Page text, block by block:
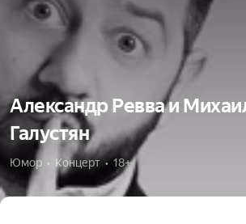
Александр Ревва и
Галустян
Юмор  •  Концерт  •  18+